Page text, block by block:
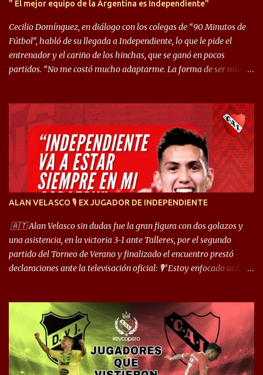
" El mejor equipo de la Argentina es Independiente"
Cecilio Domínguez, en diálogo con los colegas de “90 Minutos de
Fútbol”, habló de su llegada a Independiente, lo que le pide el
entrenador y el cariño de los hinchas, que se ganó en pocos
partidos. “No me costó mucho adaptarme. La forma de ser mía
llegué a un Independiente que juega muy dinámico y me gusta
mucho. Me favorece por la forma de jugar mía y eso también
ayudó a que me adapte”. “Me siento mejor por izquierda, pero me
gusta mucho jugar de 9, y juego sin problemas por derecha
también. Jugar de 9 y de extremo por izquierda es diferente. A mi
me gusta jugar por fuera, porque tengo mas posibilidades de
encarar, de enganchar. Pero yo soy un hombre que pica mucho y
arco y tengo más posibilidades”. Sobre lo que le pide el DT,
comentó: “Cuando juego de 9, obviamente me pide presionar, y
cuand...
ALAN VELASCO 🎙 EX JUGADOR DE INDEPENDIENTE
🇦🇹 Alan Velasco sin dudas fue la gran figura con dos golazos y
una asistencia, en la victoria 3-1 ante Talleres, por el segundo
partido del Torneo de Verano y finalizado el encuentro prestó
declaraciones ante la televisación oficial: 🎙️“Estoy enfocado acá.
ojalá sea lo mejor para el club y para mí. Independiente va a estar
siempre en mi corazón”. 🎙️“Siempre que me tocó vestir la camiseta
quise dar lo mejor. Si me toca marcharme, estoy agradecido al
hincha”. 🎙️“El equipo hizo un gran trabajo, quedó demostrado en el
resultado. Es nuestro segundo partido, en la pretemporada nos